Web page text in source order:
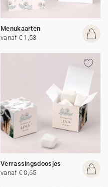
Menukaarten
vanaf € 1,53
Verrassingsdoosjes
vanaf € 0,65